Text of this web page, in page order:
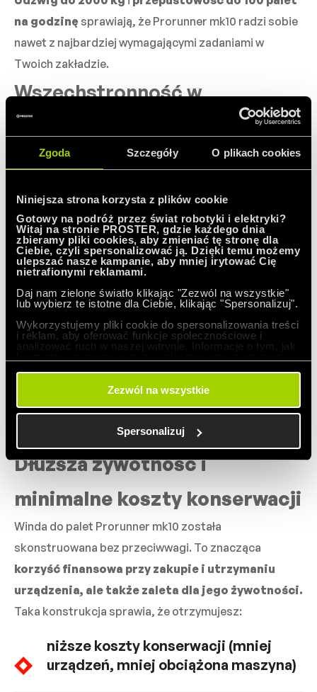
Zgoda Szczegóły O plikach cookies
Niniejsza strona korzysta z plików cookie
Gotowy na podróż przez świat robotyki i elektryki?
Witaj na stronie PROSTER, gdzie każdego dnia
zbieramy pliki cookies, aby zmieniać tę stronę dla
Ciebie, czyli spersonalizować ją. Dzięki temu możemy
ulepszać nasze kampanie, aby mniej irytować Cię
nietrafionymi reklamami.
Daj nam zielone światło klikając "Zezwól na wszystkie"
lub wybierz te istotne dla Ciebie, klikając "Spersonalizuj".
Wykorzystujemy pliki cookie do spersonalizowania treści
i reklam, aby oferować funkcje społecznościowe i
analizować ruch w naszej witrynie. Informacje o tym, jak
Partnerzy mogą połączyć te informacje z innymi danymi
otrzymanymi od Ciebie lub uzyskanymi podczas
Zezwól na wszystkie
Spersonalizuj
na godzinęsprawiają, że Prorunner mk10 radzi sobie
nawet z najbardziej wymagającymi zadaniami w
Twoich zakładzie.
Wszechstronność w
standardzie
Transport palet na wysokość od 0,4
Standardowa platforma 1200 x 1100
mm z możliwością dostosowania
Obsługa różnych typów palet
(europalety, palety blokowe i inne
nośniki)
Załadunek i rozładunek możliwy z
czterech stron
Dłuższa żywotność i
minimalne koszty konserwacji
Winda do palet Prorunner mk10 została
skonstruowana bez przeciwwagi. To znacząca
korzyść finansowa przy zakupie i utrzymaniu
urządzenia, ale także zaleta dla jego żywotności.
Taka konstrukcja sprawia, że otrzymujesz:
niższe koszty konserwacji (mniej
urządzeń, mniej obciążona maszyna)